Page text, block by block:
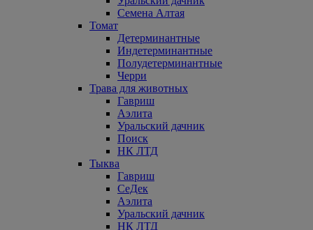
Семена Алтая
Томат
Детерминантные
Индетерминантные
Полудетерминантные
Черри
Трава для животных
Гавриш
Аэлита
Уральский дачник
Поиск
НК ЛТД
Тыква
Гавриш
СеДек
Аэлита
Уральский дачник
НК ЛТД